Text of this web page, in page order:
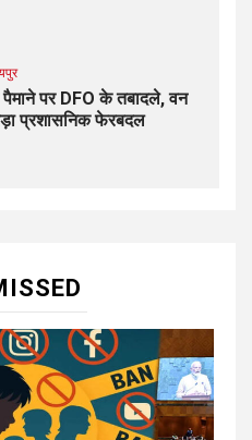
पर DFO के तबादले, वन
प्रशासनिक फेरबदल